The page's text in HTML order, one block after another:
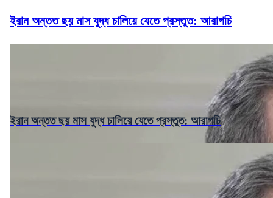
ইরান অন্তত ছয় মাস যুদ্ধ চালিয়ে যেতে প্রস্তুত: আরাগচি
ইরান অন্তত ছয় মাস যুদ্ধ চালিয়ে যেতে প্রস্তুত: আরাগচি